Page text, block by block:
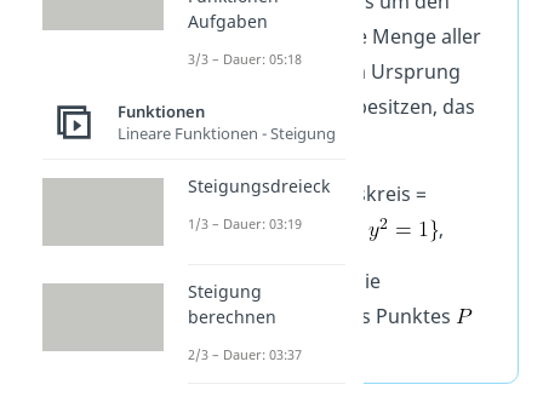
Ursprung ist die Menge aller
Punkte, die zum Ursprung
den Abstand 1 besitzen, das
heißt
Einheitskreis =
,
die
Koordinaten des Punktes
sind.
Aufgaben
3/3 – Dauer: 05:18
Funktionen
Lineare Funktionen - Steigung
Steigungsdreieck
1/3 – Dauer: 03:19
Steigung
berechnen
2/3 – Dauer: 03:37